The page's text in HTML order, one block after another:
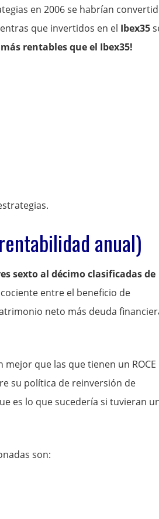
en 2006 se habrían
que invertidos en el Ibex35
rentables que el Ibex35!
anual)
sexto al décimo clasificadas de
entre el beneficio de
neto más deuda
que las que tienen un ROCE
su política de reinversión de
es lo que sucedería si tuvieran
son: